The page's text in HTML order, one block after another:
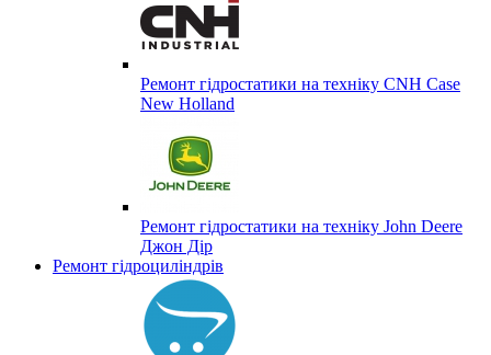
Ремонт гідростатики на техніку CNH Case
New Holland
Ремонт гідростатики на техніку John Deere
Джон Дір
Ремонт гідроциліндрів